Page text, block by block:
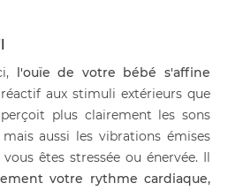
l'ouïe de votre bébé s'affine
aux stimuli extérieurs que
plus clairement les sons
aussi les vibrations émises
êtes stressée ou énervée. Il
votre rythme cardiaque,